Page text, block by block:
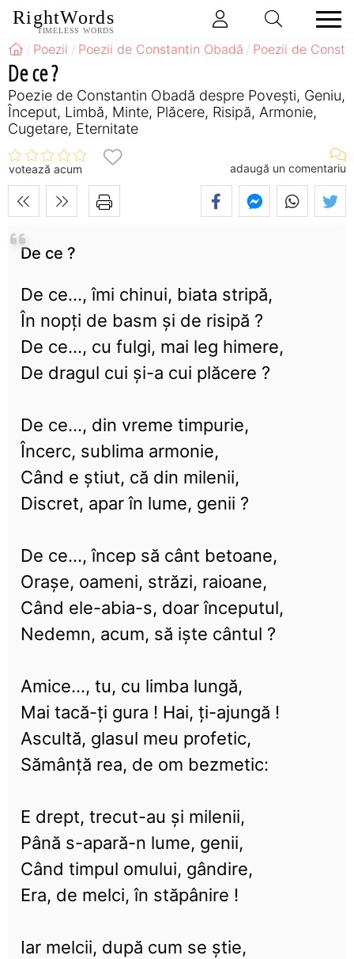
RightWords
TIMELESS WORDS
Poezii Poezii de Constantin Obadă Poezii de
De ce ?
Poezie de Constantin Obadă despre Povești, Geniu,
Început, Limbă, Minte, Plăcere, Risipă, Armonie,
Cugetare, Eternitate
votează acum adaugă un comentariu
De ce ?
De ce..., îmi chinui, biata stripă,
În nopți de basm și de risipă ?
De ce..., cu fulgi, mai leg himere,
De dragul cui și-a cui plăcere ?
De ce..., din vreme timpurie,
Încerc, sublima armonie,
Când e știut, că din milenii,
Discret, apar în lume, genii ?
De ce..., încep să cânt betoane,
Orașe, oameni, străzi, raioane,
Când ele-abia-s, doar începutul,
Nedemn, acum, să iște cântul ?
Amice..., tu, cu limba lungă,
Mai tacă-ți gura ! Hai, ți-ajungă !
Ascultă, glasul meu profetic,
Sămânță rea, de om bezmetic:
E drept, trecut-au și milenii,
Până s-apară-n lume, genii,
Când timpul omului, gândire,
Era, de melci, în stăpânire !
Iar melcii, după cum se știe,